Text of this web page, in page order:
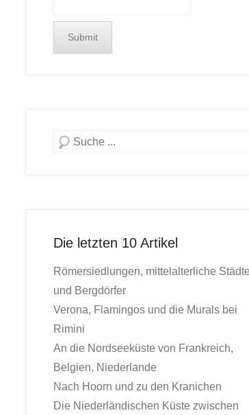
Search
Die letzten 10 Artikel
Römersiedlungen, mittelalterliche Städte
und Bergdörfer
Verona, Flamingos und die Murals bei
Rimini
An die Nordseeküste von Frankreich,
Belgien, Niederlande
Nach Hoorn und zu den Kranichen
Die Niederländischen Küste zwischen